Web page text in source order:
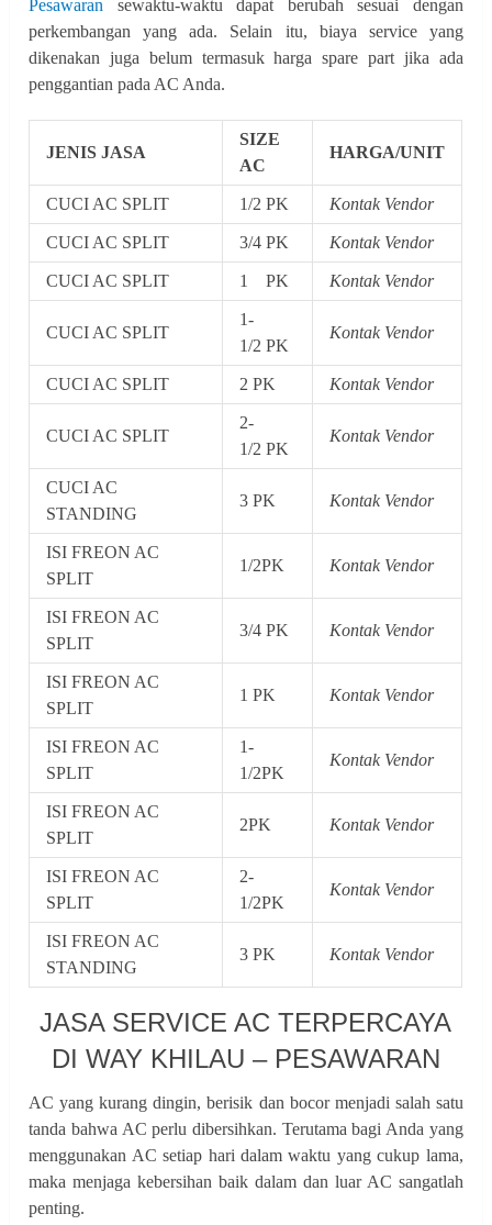
Pesawaran sewaktu-waktu dapat berubah sesuai dengan
perkembangan yang ada. Selain itu, biaya service yang
dikenakan juga belum termasuk harga spare part jika ada
penggantian pada AC Anda.
JENIS JASA
SIZE
AC
HARGA/UNIT
CUCI AC SPLIT 1/2 PK Kontak Vendor
CUCI AC SPLIT 3/4 PK Kontak Vendor
CUCI AC SPLIT 1 PK Kontak Vendor
CUCI AC SPLIT
1-
1/2 PK
Kontak Vendor
CUCI AC SPLIT 2 PK Kontak Vendor
CUCI AC SPLIT
2-
1/2 PK
Kontak Vendor
CUCI AC
STANDING
3 PK Kontak Vendor
ISI FREON AC
SPLIT
1/2PK Kontak Vendor
ISI FREON AC
SPLIT
3/4 PK Kontak Vendor
ISI FREON AC
SPLIT
1 PK Kontak Vendor
ISI FREON AC
SPLIT
1-
1/2PK
Kontak Vendor
ISI FREON AC
SPLIT
2PK Kontak Vendor
ISI FREON AC
SPLIT
2-
1/2PK
Kontak Vendor
ISI FREON AC
STANDING
3 PK Kontak Vendor
JASA SERVICE AC TERPERCAYA
DI WAY KHILAU – PESAWARAN
AC yang kurang dingin, berisik dan bocor menjadi salah satu
tanda bahwa AC perlu dibersihkan. Terutama bagi Anda yang
menggunakan AC setiap hari dalam waktu yang cukup lama,
maka menjaga kebersihan baik dalam dan luar AC sangatlah
penting.